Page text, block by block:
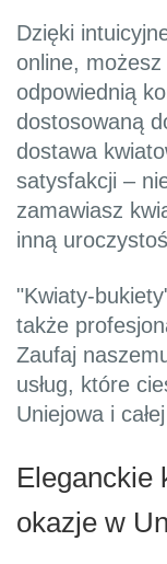
Dzięki
online, możesz
odpowiednią
dostosowaną
dostawa
satysfakcji –
zamawiasz
inną
"Kwiaty-
także
Zaufaj
usług, które
Uniejowa i
Eleganckie
okazje w